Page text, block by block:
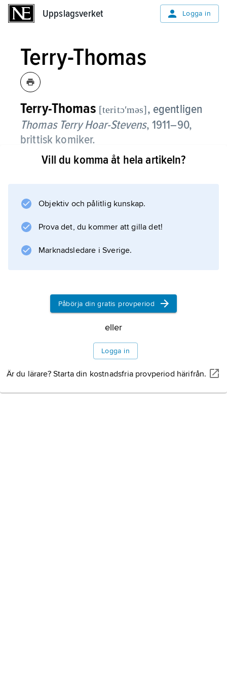
Uppslagsverket Logga in
Terry-Thomas
Terry-Thomas [teritɔʹməs], egentligen
Thomas Terry Hoar-Stevens, 1911–90,
brittisk komiker.
Terry-Thomas kom via radio och music hall till
många filmfarser kan nämnas ”Kompaniets
pengar” (1959) och ”Dessa fantastiska män i
sina flygande maskiner” (1965).
Information om artikeln
Vill du komma åt hela artikeln?
Objektiv och pålitlig kunskap.
Prova det, du kommer att gilla det!
Marknadsledare i Sverige.
Påbörja din gratis provperiod
eller
Logga in
Är du lärare? Starta din kostnadsfria provperiod härifrån.